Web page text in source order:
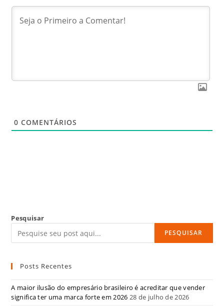
0 COMENTÁRIOS
Pesquisar
PESQUISAR
Posts Recentes
A maior ilusão do empresário brasileiro é acreditar que vender
significa ter uma marca forte em 2026 28 de julho de 2026